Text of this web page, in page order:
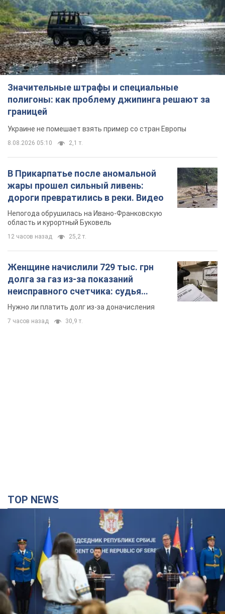
Значительные штрафы и специальные
полигоны: как проблему джипинга решают за
границей
Украине не помешает взять пример со стран Европы
8.08.2026 05:10 2,1 т.
В Прикарпатье после аномальной
жары прошел сильный ливень:
дороги превратились в реки. Видео
Непогода обрушилась на Ивано-Франковскую
область и курортный Буковель
12 часов назад 25,2 т.
Женщине начислили 729 тыс. грн
долга за газ из-за показаний
неисправного счетчика: судья
вынес неожиданное решение
Нужно ли платить долг из-за доначисления
7 часов назад 30,9 т.
TOP NEWS